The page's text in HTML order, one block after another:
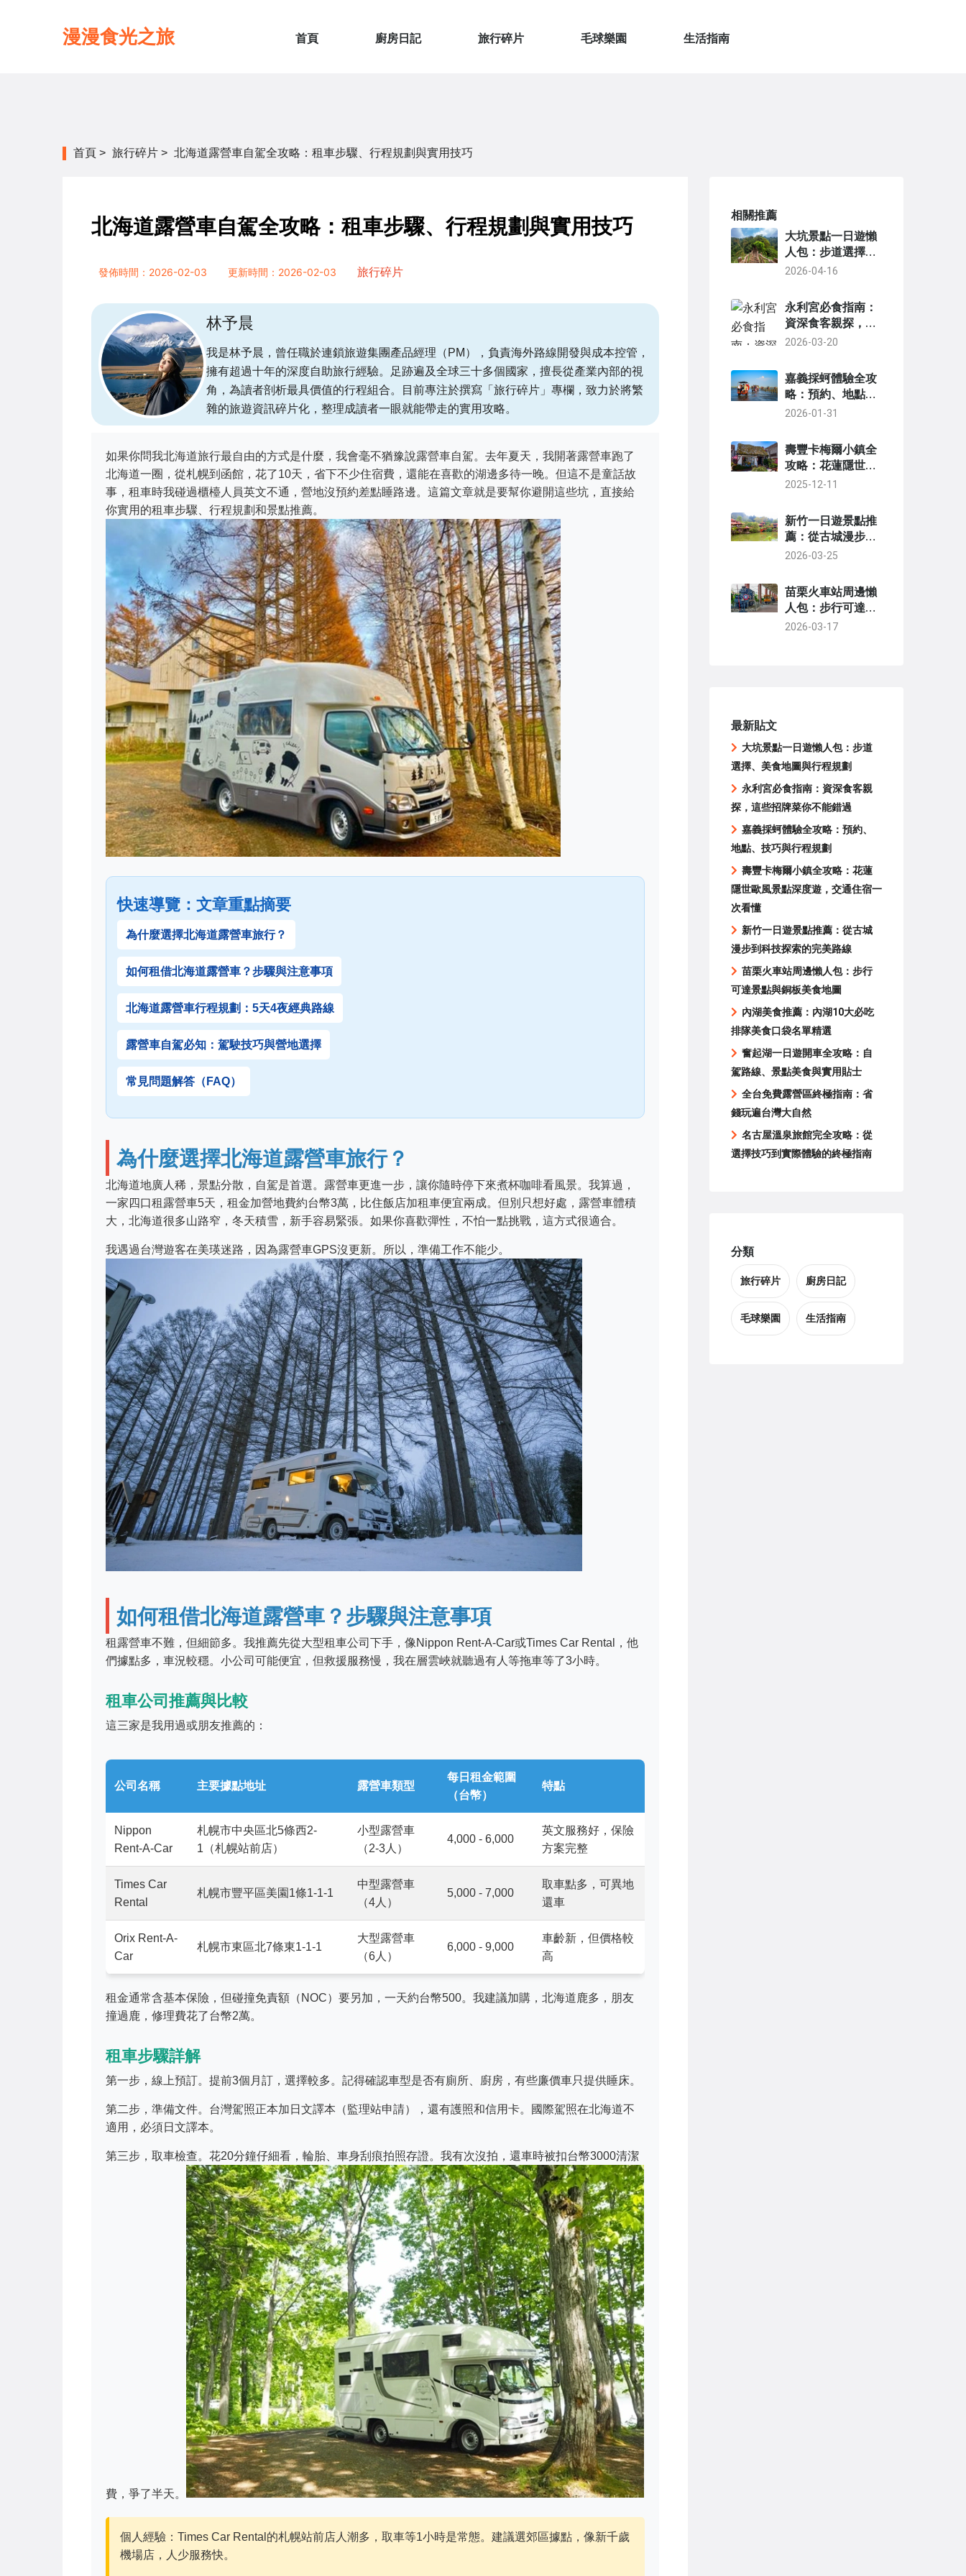
漫漫食光之旅 首頁 廚房日記 旅行碎片 毛球樂園 生活指南
首頁 > 旅行碎片 > 北海道露營車自駕全攻略：租車步驟、行程規劃與實用技巧
北海道露營車自駕全攻略：租車步驟、行程規劃與實用技巧
發佈時間：2026-02-03 更新時間：2026-02-03 旅行碎片
林予晨
我是林予晨，曾任職於連鎖旅遊集團產品經理（PM），負責海外路線開發與成本控管，
擁有超過十年的深度自助旅行經驗。足跡遍及全球三十多個國家，擅長從產業內部的視
角，為讀者剖析最具價值的行程組合。目前專注於撰寫「旅行碎片」專欄，致力於將繁
雜的旅遊資訊碎片化，整理成讀者一眼就能帶走的實用攻略。
如果你問我北海道旅行最自由的方式是什麼，我會毫不猶豫說露營車自駕。去年夏天，我開著露營車跑了
北海道一圈，從札幌到函館，花了10天，省下不少住宿費，還能在喜歡的湖邊多待一晚。但這不是童話故
事，租車時我碰過櫃檯人員英文不通，營地沒預約差點睡路邊。這篇文章就是要幫你避開這些坑，直接給
你實用的租車步驟、行程規劃和景點推薦。
快速導覽：文章重點摘要
為什麼選擇北海道露營車旅行？
如何租借北海道露營車？步驟與注意事項
北海道露營車行程規劃：5天4夜經典路線
露營車自駕必知：駕駛技巧與營地選擇
常見問題解答（FAQ）
為什麼選擇北海道露營車旅行？
北海道地廣人稀，景點分散，自駕是首選。露營車更進一步，讓你隨時停下來煮杯咖啡看風景。我算過，
一家四口租露營車5天，租金加營地費約台幣3萬，比住飯店加租車便宜兩成。但別只想好處，露營車體積
大，北海道很多山路窄，冬天積雪，新手容易緊張。如果你喜歡彈性，不怕一點挑戰，這方式很適合。
我遇過台灣遊客在美瑛迷路，因為露營車GPS沒更新。所以，準備工作不能少。
如何租借北海道露營車？步驟與注意事項
租露營車不難，但細節多。我推薦先從大型租車公司下手，像Nippon Rent-A-Car或Times Car Rental，他
們據點多，車況較穩。小公司可能便宜，但救援服務慢，我在層雲峽就聽過有人等拖車等了3小時。
租車公司推薦與比較
這三家是我用過或朋友推薦的：
公司名稱 主要據點地址 露營車類型
每日租金範圍
（台幣）
特點
Nippon
Rent-A-Car
札幌市中央區北5條西2-
1（札幌站前店）
小型露營車
（2-3人）
4,000 - 6,000
英文服務好，保險
方案完整
Times Car
Rental
札幌市豐平區美園1條1-1-1
中型露營車
（4人）
5,000 - 7,000
取車點多，可異地
還車
Orix Rent-A-
Car
札幌市東區北7條東1-1-1
大型露營車
（6人）
6,000 - 9,000
車齡新，但價格較
高
租金通常含基本保險，但碰撞免責額（NOC）要另加，一天約台幣500。我建議加購，北海道鹿多，朋友
撞過鹿，修理費花了台幣2萬。
租車步驟詳解
第一步，線上預訂。提前3個月訂，選擇較多。記得確認車型是否有廁所、廚房，有些廉價車只提供睡床。
第二步，準備文件。台灣駕照正本加日文譯本（監理站申請），還有護照和信用卡。國際駕照在北海道不
適用，必須日文譯本。
第三步，取車檢查。花20分鐘仔細看，輪胎、車身刮痕拍照存證。我有次沒拍，還車時被扣台幣3000清潔
費，爭了半天。
個人經驗：Times Car Rental的札幌站前店人潮多，取車等1小時是常態。建議選郊區據點，像新千歲
機場店，人少服務快。
相關推薦
大坑景點一日遊懶
人包：步道選擇、
美食地圖與行程規
2026-04-16
永利宮必食指南：
資深食客親探，這
些招牌菜你不能錯
2026-03-20
嘉義採蚵體驗全攻
略：預約、地點、
技巧與行程規劃
2026-01-31
壽豐卡梅爾小鎮全
攻略：花蓮隱世歐
風景點深度遊，交
2025-12-11
新竹一日遊景點推
薦：從古城漫步到
科技探索的完美路
2026-03-25
苗栗火車站周邊懶
人包：步行可達景
點與銅板美食地圖
2026-03-17
最新貼文
大坑景點一日遊懶人包：步道
選擇、美食地圖與行程規劃
永利宮必食指南：資深食客親
探，這些招牌菜你不能錯過
嘉義採蚵體驗全攻略：預約、
地點、技巧與行程規劃
壽豐卡梅爾小鎮全攻略：花蓮
隱世歐風景點深度遊，交通住宿一
次看懂
新竹一日遊景點推薦：從古城
漫步到科技探索的完美路線
苗栗火車站周邊懶人包：步行
可達景點與銅板美食地圖
內湖美食推薦：內湖10大必吃
排隊美食口袋名單精選
奮起湖一日遊開車全攻略：自
駕路線、景點美食與實用貼士
全台免費露營區終極指南：省
錢玩遍台灣大自然
名古屋溫泉旅館完全攻略：從
選擇技巧到實際體驗的終極指南
分類
旅行碎片 廚房日記
毛球樂園 生活指南